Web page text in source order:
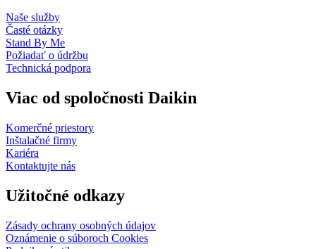
Naše služby
Časté otázky
Stand By Me
Požiadať o údržbu
Technická podpora
Viac od spoločnosti Daikin
Komerčné priestory
Inštalačné firmy
Kariéra
Kontaktujte nás
Užitočné odkazy
Zásady ochrany osobných údajov
Oznámenie o súboroch Cookies